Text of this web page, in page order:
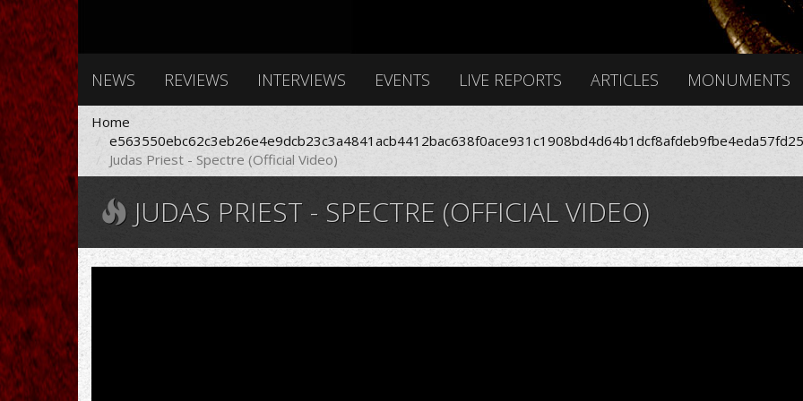
NEWS REVIEWS INTERVIEWS EVENTS LIVE REPORTS ARTICLES MONUMENTS
Home
Judas Priest - Spectre (Official Video)
JUDAS PRIEST - SPECTRE (OFFICIAL VIDEO)